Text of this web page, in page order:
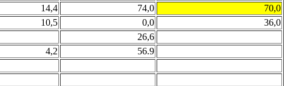
14,4 74,0
70,0
10,5 0,0
36,0
26,6
4,2
56.9